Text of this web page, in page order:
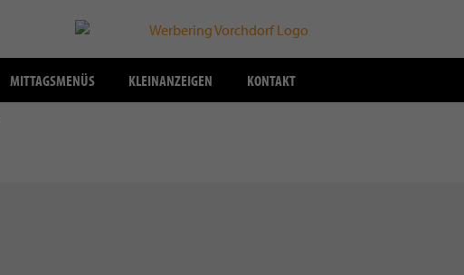
MITTAGSMENÜS KLEINANZEIGEN KONTAKT